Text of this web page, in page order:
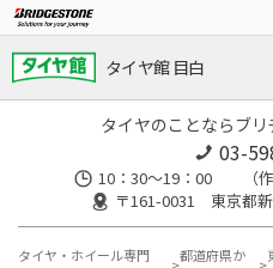
タイヤ館 目白
タイヤのことならブ
03-
10：30～19：00 （作
〒161-0031 東京都
タイヤ・ホイール専門
都道府県か